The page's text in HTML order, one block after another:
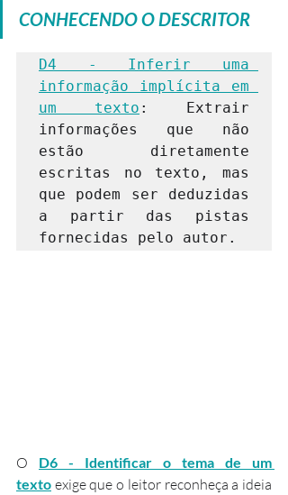
CONHECENDO O DESCRITOR
D4 - Inferir uma
informação implícita em
um texto : Extrair
informações que não
estão diretamente
escritas no texto, mas
que podem ser deduzidas
a partir das pistas
fornecidas pelo autor.
O D6 - Identificar o tema de um
texto exige que o leitor reconheça a ideia